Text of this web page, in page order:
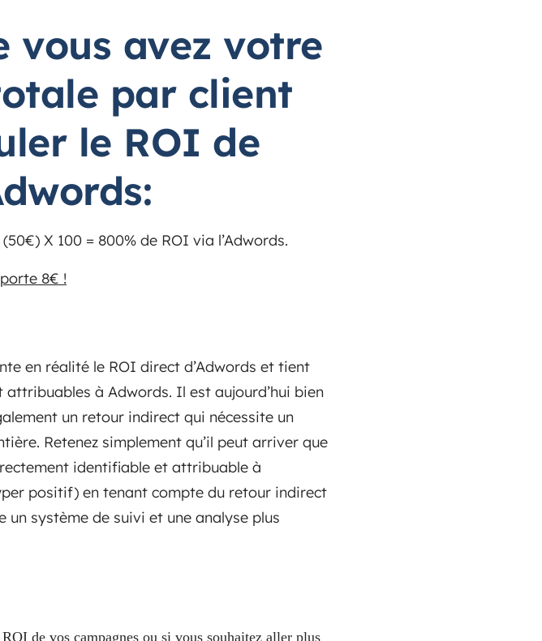
vous avez votre
par client
le ROI de
:
X 100 = 800% de ROI via l’Adwords.
8€ !
en réalité le ROI direct d’Adwords et tient
à Adwords. Il est aujourd’hui bien
un retour indirect qui nécessite un
Retenez simplement qu’il peut arriver que
identifiable et attribuable à
positif) en tenant compte du retour indirect
système de suivi et une analyse plus
de vos campagnes ou si vous souhaitez aller plus